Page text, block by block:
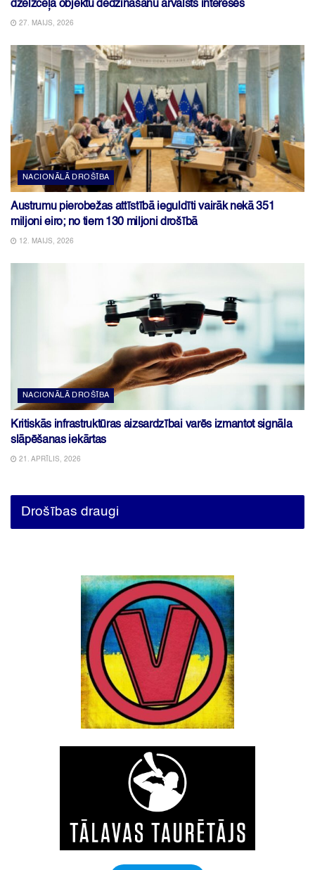
dzelzceļa objektu dedzināšanu ārvalsts interesēs
27. MAIJS, 2026
NACIONĀLĀ DROŠĪBA
Austrumu pierobežas attīstībā ieguldīti vairāk nekā 351
miljoni eiro; no tiem 130 miljoni drošībā
12. MAIJS, 2026
NACIONĀLĀ DROŠĪBA
Kritiskās infrastruktūras aizsardzībai varēs izmantot signāla
slāpēšanas iekārtas
21. APRĪLIS, 2026
Drošības draugi